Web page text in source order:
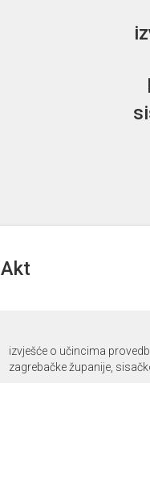
Akt
izvješće o učincima
zagrebačke županije,